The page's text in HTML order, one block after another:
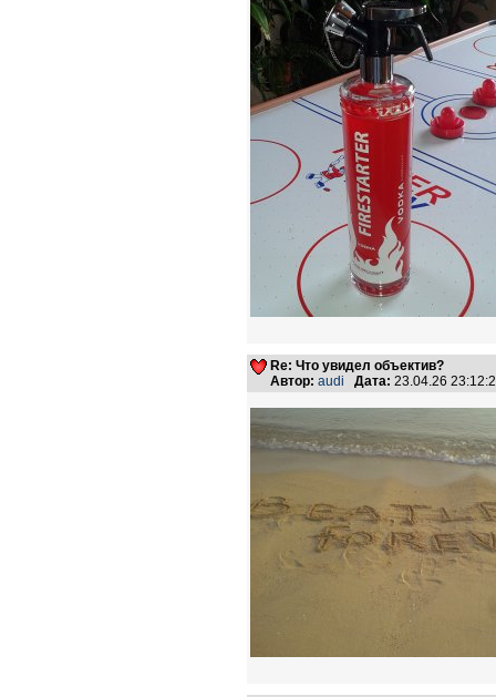
Re: Что увидел объектив?
Автор: audi Дата: 23.04.26